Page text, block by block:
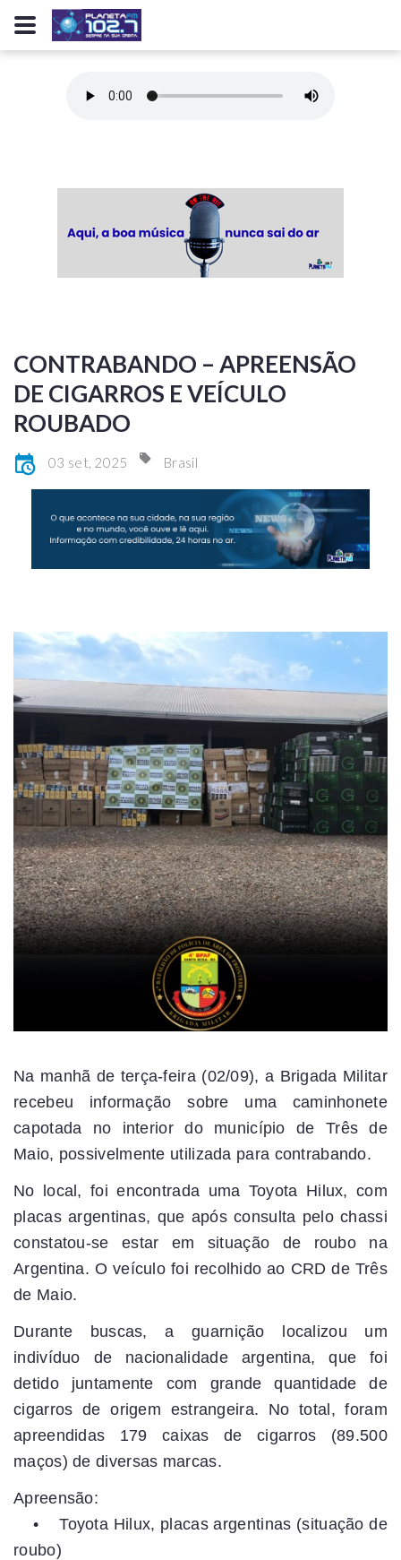
CONTRABANDO – APREENSÃO
DE CIGARROS E VEÍCULO
ROUBADO
03 set, 2025 Brasil
Na manhã de terça-feira (02/09), a Brigada Militar
recebeu informação sobre uma caminhonete
capotada no interior do município de Três de
Maio, possivelmente utilizada para contrabando.
No local, foi encontrada uma Toyota Hilux, com
placas argentinas, que após consulta pelo chassi
constatou-se estar em situação de roubo na
Argentina. O veículo foi recolhido ao CRD de Três
de Maio.
Durante buscas, a guarnição localizou um
indivíduo de nacionalidade argentina, que foi
detido juntamente com grande quantidade de
cigarros de origem estrangeira. No total, foram
apreendidas 179 caixas de cigarros (89.500
maços) de diversas marcas.
Apreensão:
• Toyota Hilux, placas argentinas (situação de
roubo)